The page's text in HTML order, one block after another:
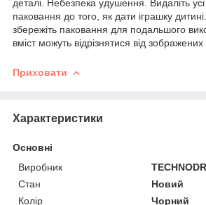
деталі. Небезпека удушення. Видаліть
паковання до того, як дати іграшку
збережіть паковання для подальшого
вміст можуть відрізнятися від зображених
Приховати
Характеристики
Основні
Виробник
Стан
Новий
Колір
Чорний